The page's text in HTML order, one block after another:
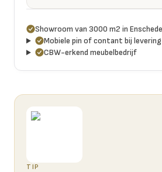
Showroom van 3000 m2 in Enschede
Mobiele pin of contant bij levering
CBW-erkend meubelbedrijf
TIP